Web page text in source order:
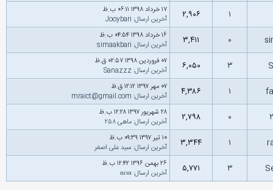
۲,۹۰۶
۱۷ خرداد ۱۳۹۸ ۰۶:۱۱ ب.ظ
آخرین ارسال:
Jooybari
۰ ۳,۴۱۱
۱۶ خرداد ۱۳۹۸ ۰۴:۵۴ ب.ظ
آخرین ارسال:
simaakbari
۳ ۶,۰۵۰
۰۷ فروردین ۱۳۹۸ ۰۲:۵۷ ق.ظ
آخرین ارسال:
Sanazzz
۴,۳۸۶
۰۷ مهر ۱۳۹۷ ۱۲:۱۲ ق.ظ
آخرین ارسال:
mraict@gmail.com
۰ ۲,۷۹۸
۲۸ شهریور ۱۳۹۷ ۱۲:۲۸ ب.ظ
آخرین ارسال:ماهی ۲۵۸
۳,۳۴۴
۱۰ تیر ۱۳۹۷ ۰۹:۳۹ ب.ظ
آخرین ارسال:سید علی اصغر
۳ ۵,۷۷۱
۲۶ بهمن ۱۳۹۶ ۱۲:۴۲ ب.ظ
آخرین ارسال:
αɾια